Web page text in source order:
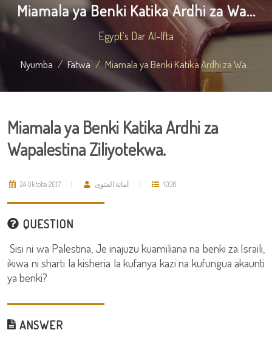
Miamala ya Benki Katika Ardhi za Wa...
Egypt's Dar Al-Ifta
Nyumba Fatwa Miamala ya Benki Katika Ardhi za Wa...
Miamala ya Benki Katika Ardhi za
Wapalestina Ziliyotekwa.
24 Oktoba 2017 أمانة الفتوى 1036
QUESTION
Sisi ni wa Palestina, Je inajuzu kuamiliana na benki za Israili,
ikiwa ni sharti la kisheria la kufanya kazi na kufungua akaunti
ya benki?
ANSWER